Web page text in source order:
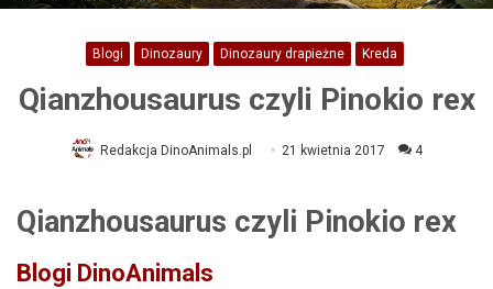
Blogi Dinozaury Dinozaury drapieżne Kreda
Qianzhousaurus czyli Pinokio rex
Redakcja DinoAnimals.pl 21 kwietnia 2017 4
Qianzhousaurus czyli Pinokio rex
Blogi DinoAnimals